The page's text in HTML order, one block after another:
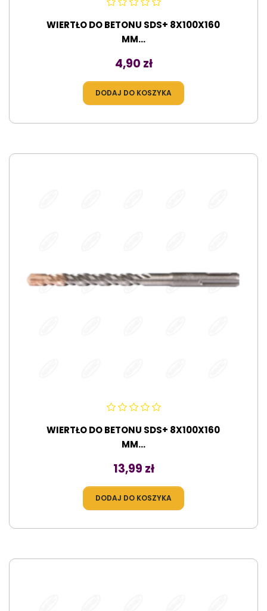
WIERTŁO DO BETONU SDS+ 8X100X160
MM...
Cena
4,90 zł
DODAJ DO KOSZYKA
WIERTŁO DO BETONU SDS+ 8X100X160
MM...
Cena
13,99 zł
DODAJ DO KOSZYKA